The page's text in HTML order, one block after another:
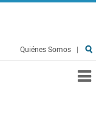
Quiénes Somos